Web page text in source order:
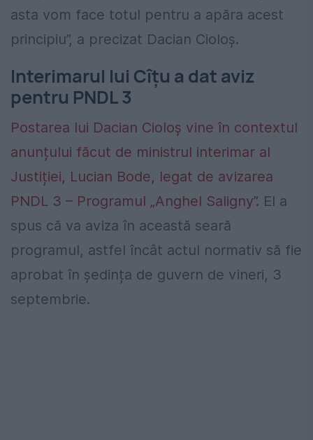
asta vom face totul pentru a apăra acest
principiu”, a precizat Dacian Cioloş.
Interimarul lui Cîțu a dat aviz
pentru PNDL 3
Postarea lui Dacian Cioloș vine în contextul
anunțului făcut de ministrul interimar al
Justiției, Lucian Bode, legat de avizarea
PNDL 3 – Programul „Anghel Saligny”. El a
spus că va aviza în această seară
programul, astfel încât actul normativ să fie
aprobat în ședința de guvern de vineri, 3
septembrie.